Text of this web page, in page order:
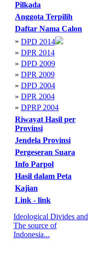
Pilkada
Anggota Terpilih
Daftar Nama Calon
» DPD 2014
» DPR 2014
» DPD 2009
» DPR 2009
» DPD 2004
» DPR 2004
» DPRP 2004
Riwayat Hasil per
Provinsi
Jendela Provinsi
Pergeseran Suara
Info Parpol
Hasil dalam Peta
Kajian
Link - link
Ideological Divides and
The source of
Indonesia...